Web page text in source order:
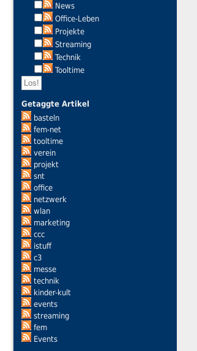
News
Office-Leben
Projekte
Streaming
Technik
Tooltime
Getaggte Artikel
basteln
fem-net
tooltime
verein
projekt
snt
office
netzwerk
wlan
marketing
ccc
istuff
c3
messe
technik
kinder-kult
events
streaming
fem
Events